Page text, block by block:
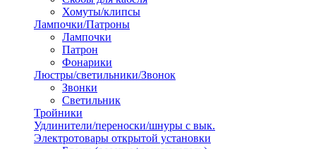
Хомуты/клипсы
Лампочки/Патроны
Лампочки
Патрон
Фонарики
Люстры/светильники/Звонок
Звонки
Светильник
Тройники
Удлинители/переноски/шнуры с вык.
Электротовары открытой установки